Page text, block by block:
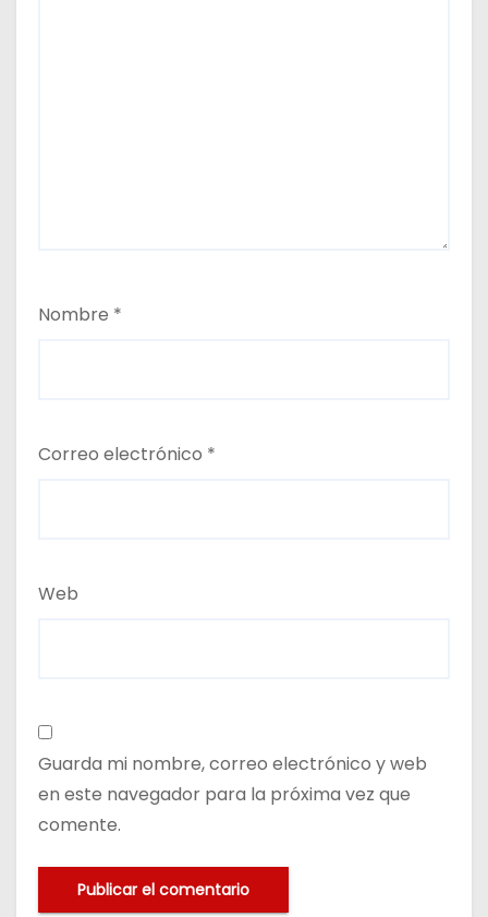
Nombre *
Correo electrónico *
Web
Guarda mi nombre, correo electrónico y web
en este navegador para la próxima vez que
comente.